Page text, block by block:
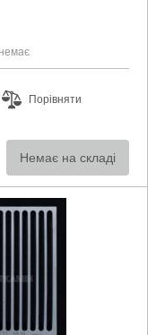
немає
Порівняти
Немає на складі